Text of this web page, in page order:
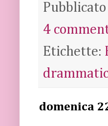
Pubblicato
4
Etichette:
domenica